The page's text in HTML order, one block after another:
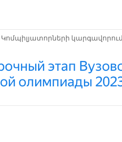
Կոմպիլյատորների
этап
олимпиады